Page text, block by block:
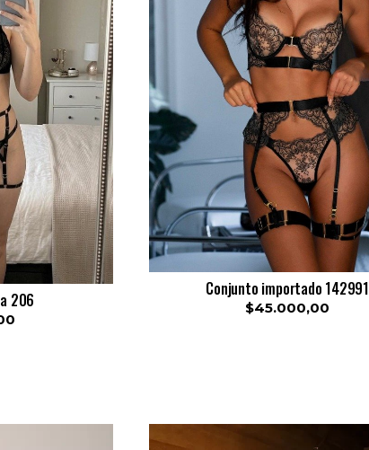
206
Conjunto importado 142991
$45.000,00